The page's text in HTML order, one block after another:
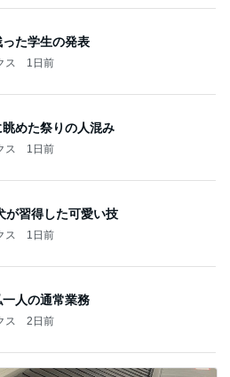
た学生の発表
ス 1日前
めた祭りの人混み
ス 1日前
が習得した可愛い技
ス 1日前
人の通常業務
ス 2日前